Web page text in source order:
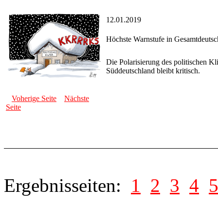
12.01.2019
Höchste Warnstufe in
Die Polarisierung des politischen
Süddeutschland bleibt kritisch.
Voherige Seite
Nächste
Seite
Ergebnisseiten: 1 2 3 4 5